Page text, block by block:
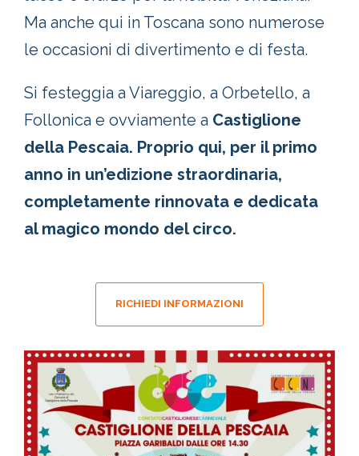
Ma anche qui in Toscana sono numerose
le occasioni di divertimento e di festa.
Si festeggia a Viareggio, a Orbetello, a
Follonica e ovviamente a Castiglione
della Pescaia. Proprio qui, per il primo
anno in un’edizione straordinaria,
completamente rinnovata e dedicata
al magico mondo del circo.
RICHIEDI INFORMAZIONI